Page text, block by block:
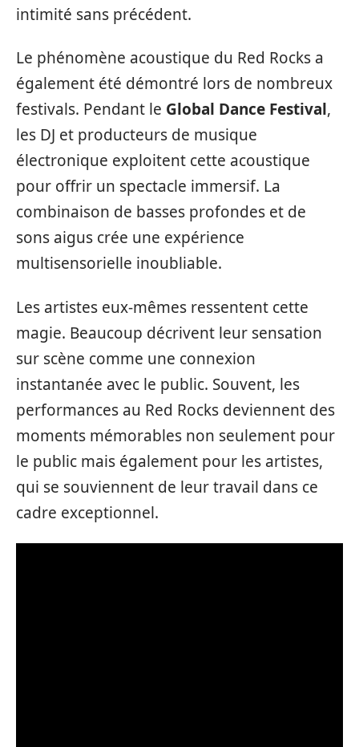
intimité sans précédent.
Le phénomène acoustique du Red Rocks a
également été démontré lors de nombreux
festivals. Pendant le Global Dance Festival,
les DJ et producteurs de musique
électronique exploitent cette acoustique
pour offrir un spectacle immersif. La
combinaison de basses profondes et de
sons aigus crée une expérience
multisensorielle inoubliable.
Les artistes eux-mêmes ressentent cette
magie. Beaucoup décrivent leur sensation
sur scène comme une connexion
instantanée avec le public. Souvent, les
performances au Red Rocks deviennent des
moments mémorables non seulement pour
le public mais également pour les artistes,
qui se souviennent de leur travail dans ce
cadre exceptionnel.